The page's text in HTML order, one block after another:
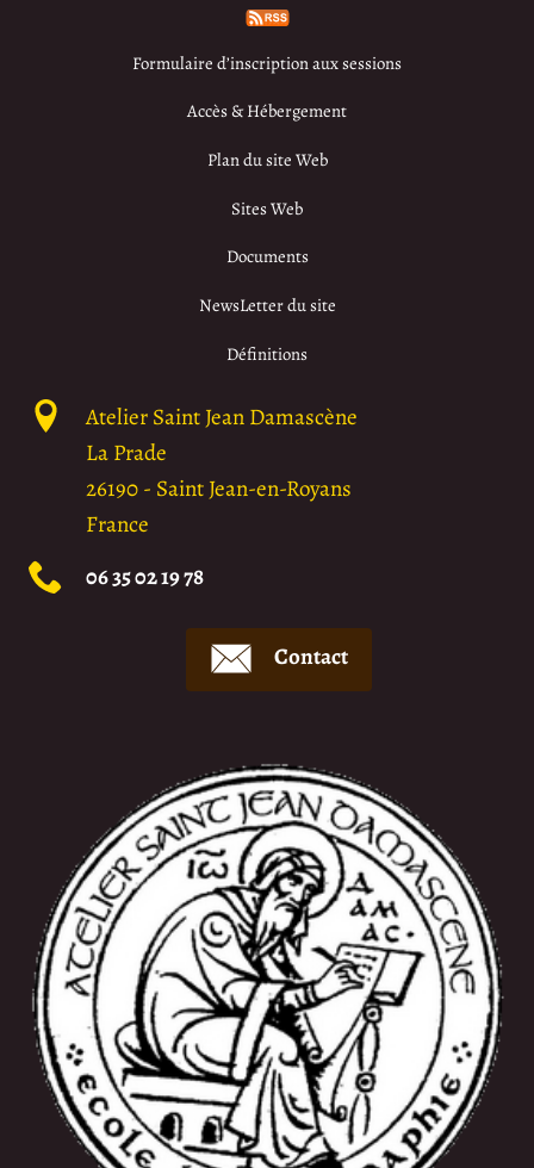
Formulaire d’inscription aux sessions
Accès & Hébergement
Plan du site Web
Sites Web
Documents
NewsLetter du site
Définitions
Atelier Saint Jean Damascène
La Prade
26190- Saint Jean-en-Royans
France
06 35 02 19 78
Contact